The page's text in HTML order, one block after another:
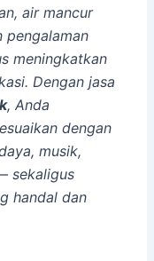
air mancur
pengalaman
meningkatkan
Dengan jasa
, Anda
dengan
musik,
sekaligus
handal dan